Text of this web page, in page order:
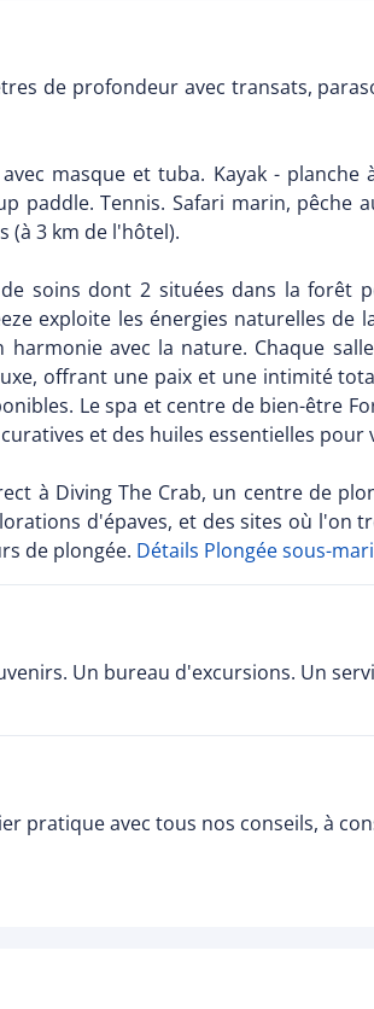
de profondeur avec transats,
masque et tuba. Kayak -
paddle. Tennis. Safari marin, pêche
(à 3 km de l'hôtel).
soins dont 2 situées dans la forêt
exploite les énergies naturelles
avec la nature. Chaque
offrant une paix et une intimité
Le spa et centre de bien-être
et des huiles essentielles pour
à Diving The Crab, un centre de
d'épaves, et des sites où l'on
de plongée. Détails Plongée sous-
Un bureau d'excursions. Un
pratique avec tous nos conseils, à